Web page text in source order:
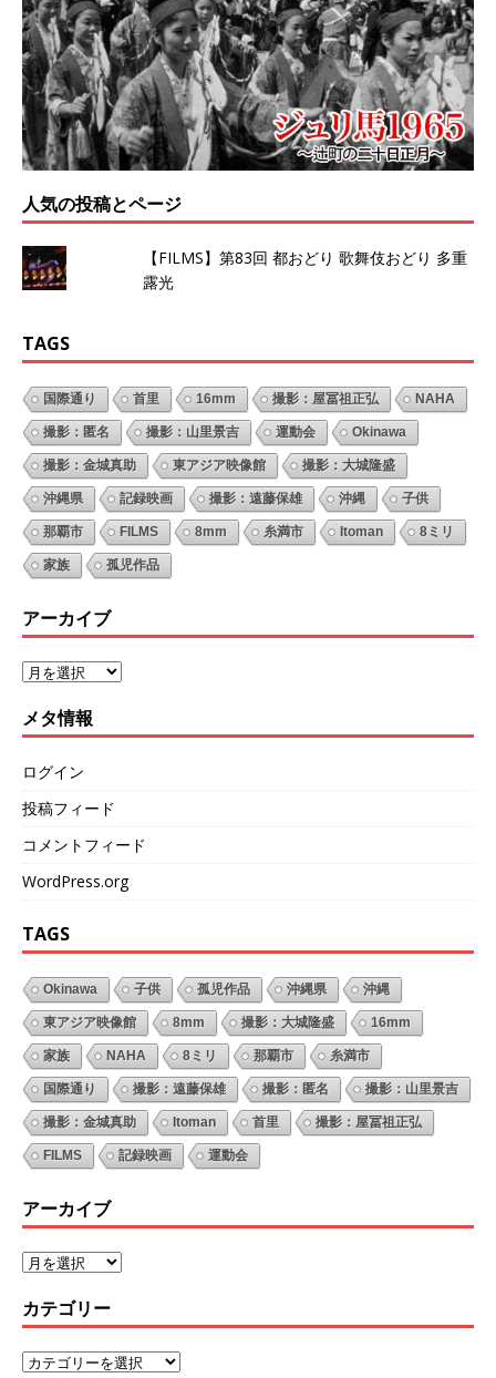
人気の投稿とページ
【FILMS】第83回 都おどり 歌舞伎おどり 多重
露光
TAGS
国際通り 首里 16mm 撮影：屋冨祖正弘 NAHA
撮影：匿名 撮影：山里景吉 運動会 Okinawa
撮影：金城真助 東アジア映像館 撮影：大城隆盛
沖縄県 記録映画 撮影：遠藤保雄 沖縄 子供
那覇市 FILMS 8mm 糸満市 Itoman 8ミリ
家族 孤児作品
アーカイブ
メタ情報
ログイン
投稿フィード
コメントフィード
WordPress.org
TAGS
Okinawa 子供 孤児作品 沖縄県 沖縄
東アジア映像館 8mm 撮影：大城隆盛 16mm
家族 NAHA 8ミリ 那覇市 糸満市
国際通り 撮影：遠藤保雄 撮影：匿名 撮影：山里景吉
撮影：金城真助 Itoman 首里 撮影：屋冨祖正弘
FILMS 記録映画 運動会
アーカイブ
カテゴリー